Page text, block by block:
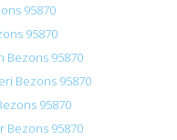
95870
95870
Bezons 95870
Bezons 95870
95870
Bezons 95870